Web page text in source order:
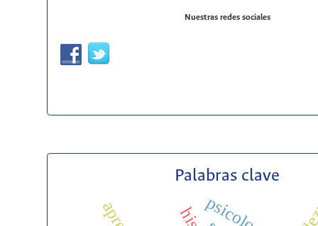
Nuestras redes sociales
Palabras clave